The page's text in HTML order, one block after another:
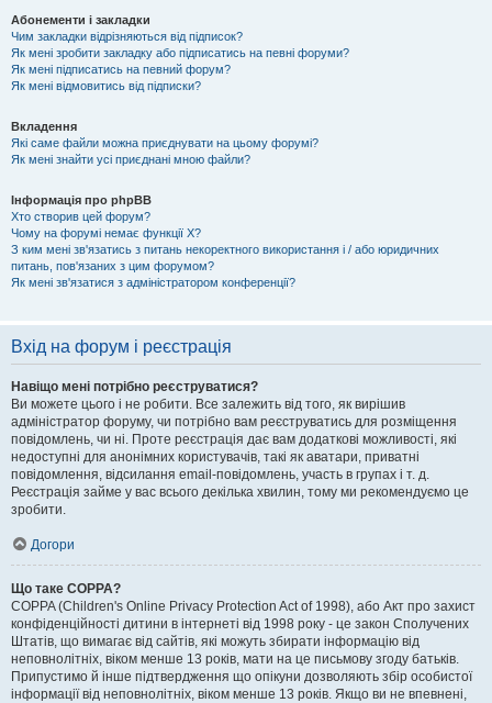
Абонементи і закладки
Чим закладки відрізняються від підписок?
Як мені зробити закладку або підписатись на певні форуми?
Як мені підписатись на певний форум?
Як мені відмовитись від підписки?
Вкладення
Які саме файли можна приєднувати на цьому форумі?
Як мені знайти усі приєднані мною файли?
Інформація про phpBB
Хто створив цей форум?
Чому на форумі немає функції X?
З ким мені зв'язатись з питань некоректного використання і / або юридичних
питань, пов'язаних з цим форумом?
Як мені зв'язатися з адміністратором конференції?
Вхід на форум і реєстрація
Навіщо мені потрібно реєструватися?
Ви можете цього і не робити. Все залежить від того, як вирішив
адміністратор форуму, чи потрібно вам реєструватись для розміщення
повідомлень, чи ні. Проте реєстрація дає вам додаткові можливості, які
недоступні для анонімних користувачів, такі як аватари, приватні
повідомлення, відсилання email-повідомлень, участь в групах і т. д.
Реєстрація займе у вас всього декілька хвилин, тому ми рекомендуємо це
зробити.
Догори
Що таке COPPA?
COPPA (Children's Online Privacy Protection Act of 1998), або Акт про захист
конфіденційності дитини в інтернеті від 1998 року - це закон Сполучених
Штатів, що вимагає від сайтів, які можуть збирати інформацію від
неповнолітніх, віком менше 13 років, мати на це письмову згоду батьків.
Припустимо й інше підтвердження що опікуни дозволяють збір особистої
інформації від неповнолітніх, віком менше 13 років. Якщо ви не впевнені,